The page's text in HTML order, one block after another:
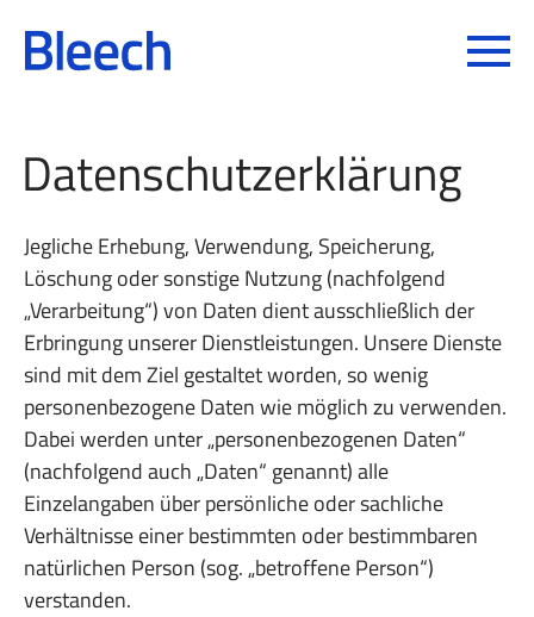
Toggle
Datenschutz­erklärung
Jegliche Erhebung, Verwendung, Speicherung,
Löschung oder sonstige Nutzung (nachfolgend
„Verarbeitung“) von Daten dient ausschließlich der
Erbringung unserer Dienstleistungen. Unsere Dienste
sind mit dem Ziel gestaltet worden, so wenig
personenbezogene Daten wie möglich zu verwenden.
Dabei werden unter „personenbezogenen Daten“
(nachfolgend auch „Daten“ genannt) alle
Einzelangaben über persönliche oder sachliche
Verhältnisse einer bestimmten oder bestimmbaren
natürlichen Person (sog. „betroffene Person“)
verstanden.